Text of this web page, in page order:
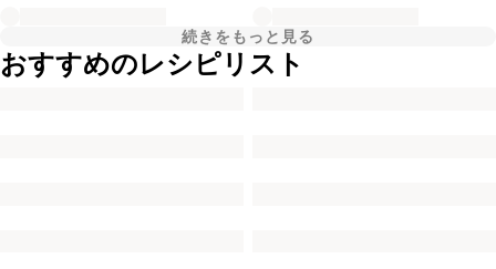
続きをもっと見る
おすすめのレシピリスト